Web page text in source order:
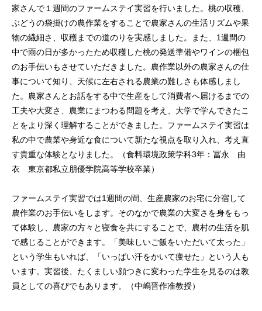
家さんで１週間のファームステイ実習を行いました。桃の収穫、
ぶどうの袋掛けの農作業をすることで農家さんの生活リズムや果
物の繊細さ、収穫までの道のりを実感しました。また、1週間の
中で雨の日が多かったため収穫した桃の発送準備やワインの梱包
のお手伝いもさせていただきました。農作業以外の農家さんの仕
事について知り、天候に左右される農業の難しさも体感しまし
た。農家さんとお話をする中で生産をして消費者へ届けるまでの
工夫や大変さ、農業にまつわる問題を考え、大学で学んできたこ
とをより深く理解することができました。ファームステイ実習は
私の中で農業や身近な食について新たな視点を取り入れ、考え直
す貴重な体験となりました。（食料環境政策学科3年：冨永 由
衣 東京都私立朋優学院高等学校卒業）
ファームステイ実習では1週間の間、生産農家のお宅に分宿して
農作業のお手伝いをします。そのなかで農業の大変さを身をもっ
て体験し、農家の方々と寝食を共にすることで、農村の生活を肌
で感じることができます。「美味しいご飯をいただいて太った」
という学生もいれば、「いっぱい汗をかいて痩せた」という人も
います。実習後、たくましい顔つきに変わった学生を見るのは教
員としての喜びでもあります。（中嶋晋作准教授）